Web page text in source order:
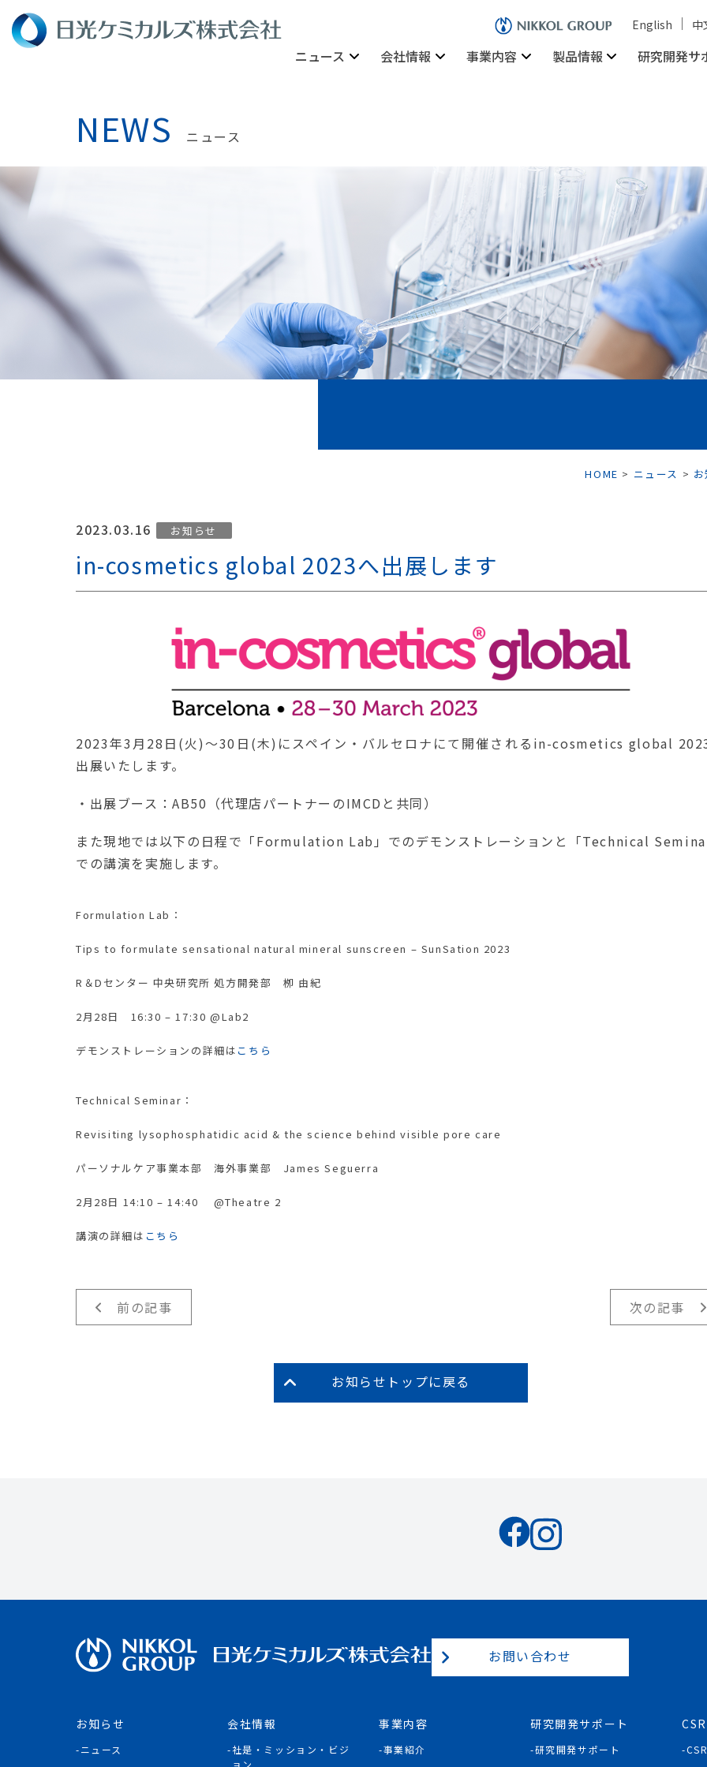
English 中
ニュース 会社情報 事業内容 製品情報 研究開発サ
NEWS ニュース
HOME > ニュース >
2023.03.16 お知らせ
in-cosmetics global 2023へ出展します
2023年3月28日(火)～30日(木)にスペイン・バルセロナにて開催されるin-cosmetics global
出展いたします。
・出展ブース：AB50（代理店パートナーのIMCDと共同）
また現地では以下の日程で「Formulation Lab」でのデモンストレーションと「Technical
での講演を実施します。
Formulation Lab：
Tips to formulate sensational natural mineral sunscreen – SunSation 2023
R＆Dセンター 中央研究所 処方開発部 栁 由紀
2月28日 16:30 – 17:30 @Lab2
デモンストレーションの詳細は こちら
Technical Seminar：
Revisiting lysophosphatidic acid & the science behind visible pore care
パーソナルケア事業本部 海外事業部 James Seguerra
2月28日 14:10 – 14:40 @Theatre 2
講演の詳細は こちら
前の記事 次の記事
お知らせトップに戻る
お問い合わせ
お知らせ
ニュース
会社情報
社是・ミッション・ビジ
事業内容
事業紹介
研究開発サポート
研究開発サポート
CSR